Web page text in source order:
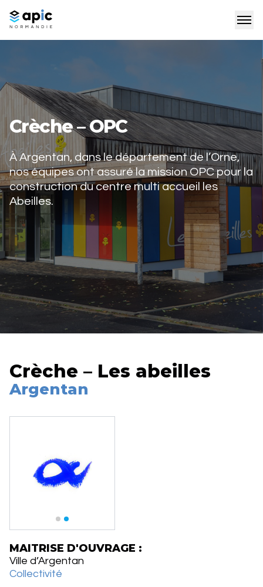
Crèche – OPC
À Argentan, dans le département de l’Orne,
nos équipes ont assuré la mission OPC pour la
construction du centre multi accueil les
Abeilles.
Crèche – Les abeilles
Argentan
MAITRISE D'OUVRAGE :
Ville d’Argentan
Collectivité